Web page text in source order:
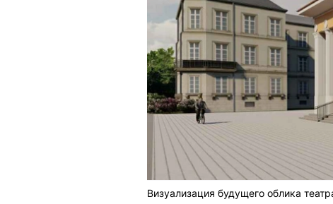
Визуализация будущего облика